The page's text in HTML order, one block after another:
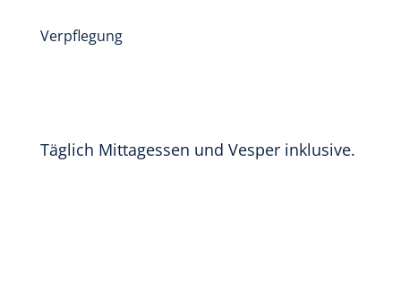
Verpflegung
Täglich Mittagessen und Vesper inklusive.